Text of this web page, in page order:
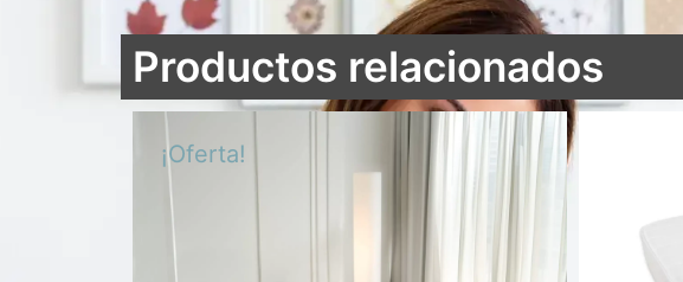
Productos relacionados
¡Oferta!
Colchón